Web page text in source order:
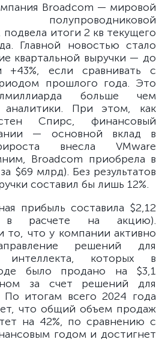
Broadcom — мировой
полупроводниковой
итоги 2 кв текущего
Главной новостью стало
квартальной выручки — до
если сравнивать с
прошлого года. Это
больше чем
аналитики. При этом, как
Спирс, финансовый
— основной вклад в
внесла VMware
Broadcom приобрела в
$69 млрд). Без результатов
составил бы лишь 12%.
прибыль составила $2,12
расчете на акцию).
то, что у компании активно
решений для
интеллекта, которых в
было продано на $3,1
за счет решений для
По итогам всего 2024 года
что общий объем продаж
на 42%, по сравнению с
годом и достигнет